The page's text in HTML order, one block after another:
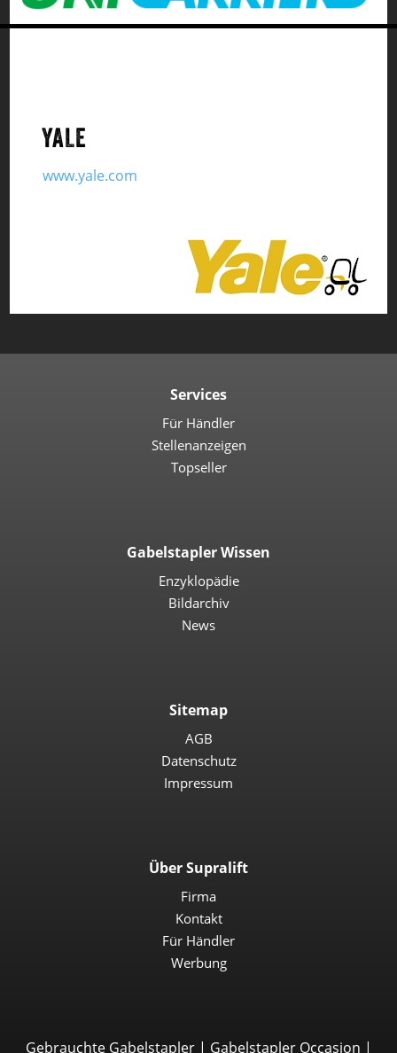
YALE
www.yale.com
Services
Für Händler
Stellenanzeigen
Topseller
Gabelstapler Wissen
Enzyklopädie
Bildarchiv
News
Sitemap
AGB
Datenschutz
Impressum
Über Supralift
Firma
Kontakt
Für Händler
Werbung
Gebrauchte Gabelstapler| Gabelstapler Occasion |